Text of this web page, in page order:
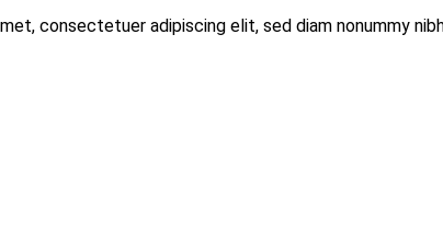
consectetuer adipiscing elit, sed diam nonummy